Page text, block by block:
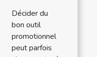
Décider du
bon outil
promotionnel
peut parfois